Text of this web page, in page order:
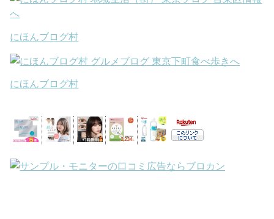
にほんブログ村
にほんブログ村